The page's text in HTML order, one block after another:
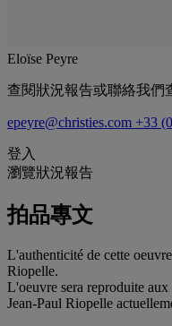
Eloïse Peyre
查閱狀況報告或聯絡我們
epeyre@christies.com +33
登入
瀏覽狀況報告
拍品專文
L'authenticité de cette
Riopelle.
L'oeuvre sera reproduite aux
Jean-Paul Riopelle